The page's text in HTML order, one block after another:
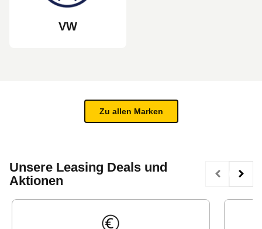
VW
Zu allen Marken
Unsere Leasing Deals und
Aktionen